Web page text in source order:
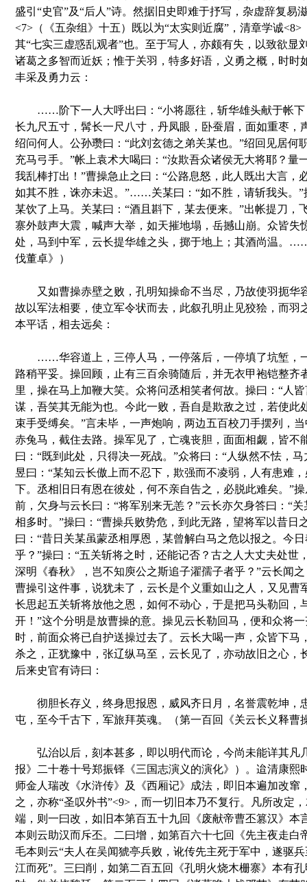
盛引“史官”及“后人”诗。然据旧史即难于抒写，杂虚辞复易
<7>（《五杂组》十五）既以为“太实则近腐”，清章学诚
其“七实三虚惑乱观者”也。至于写人，亦颇有失，以致欲显
诸葛之多智而近妖；惟于关羽，特多好语，义勇之概，时时
丰采及勇力云：
……阶下一人大呼出曰：“小将愿往，斩华雄头献于帐下
长九尺五寸，髯长一尺八寸，丹凤眼，卧蚕眉，面如重枣，
绍问何人。公孙瓒曰：“此刘玄德之弟关某也。”绍回见居何
充马弓手。”帐上袁术大喝曰：“汝欺吾众诸侯无大将耶？量
我乱棒打出！”曹操急止之曰：“公路息怒，此人既出大言，
如其不胜，诛亦未迟。”……关某曰：“如不胜，请斩我头。”
某饮了上马。关某曰：“酒且斟下，某去便来。”出帐提刀，
寨外鼓声大震，喊声大举，如天摧地塌，岳撼山崩。众皆失
处，马到中军，云长提华雄之头，掷于地上；其酒尚温。
伐董卓》）
又如曹操赤壁之败，孔明知操命不当尽，乃故使羽扼华
故以军法相要，使立军令状而去，此叙孔明止见狡狯，而羽
本平话，相去远矣：
……华容道上，三停人马，一停落后，一停填了坑堑，
路稍平妥。操回顾，止有三百余骑随后，并无衣甲袍铠整
里，操在马上加鞭大笑。众将问丞相笑者何故。操曰：“人
谋，吾笑其无能为也。今此一败，吾自是欺敌之过，若使此
束手受缚矣。”言未毕，一声炮响，两边五百校刀手摆列，
赤兔马，截住去路。操军见了，亡魂丧胆，面面相觑，皆不
曰：“既到此处，只得决一死战。”众将曰：“人纵然不怯，
昱曰：“某知云长傲上而不忍下，欺强而不凌弱，人有患难
下。丞相旧日有恩在彼处，何不亲自告之，必脱此难矣。”
前，欠身与云长曰：“将军别来无恙？”云长亦欠身答曰：“
相多时。”操曰：“曹操兵败势危，到此无路，望将军以昔日
曰：“昔日关某虽蒙丞相厚恩，某曾解白马之危以报之。今
乎？”操曰：“五关斩将之时，还能记否？古之人大丈夫处世
深明《春秋》，岂不知庾公之斯追子濯孺子者乎？”云长闻
曹操引这件事，说犹未了，云长是个义重如山之人，又见曹
长思起五关斩将放他之恩，如何不动心，于是把马头勒回，
开！”这个分明是放曹操的意。操见云长勒回马，便和众将
时，前面众将已自护送操过去了。云长大喝一声，众皆下马
杀之，正犹豫中，张辽纵马至，云长见了，亦动故旧之心，
后来史官有诗曰：
彻胆长存义，终身思报恩，威风齐日月，名誉震乾坤，
屯，至今千古下，军旅拜英魂。（第一百回《关云长义释曹
弘治以后，刻本甚多，即以明代而论，今尚未能详其凡
报》二十卷十号郑振铎《三国志演义的演化》）。迨清康熙
师金人瑞改《水浒传》及《西厢记》成法，即旧本遍加改窜
之，亦称“圣叹外书”<9>，而一切旧本乃不复行。凡所改定
端，则一曰改，如旧本第百五十九回《废献帝曹丕篡汉》本
本则云助汉而斥丕。二曰增，如第百六十七回《先主夜走白
毛本则云“夫人在吴闻猇亭兵败，讹传先主死于军中，遂驱
江而死”。三曰削，如第二百五回《孔明火烧木栅寨》本有